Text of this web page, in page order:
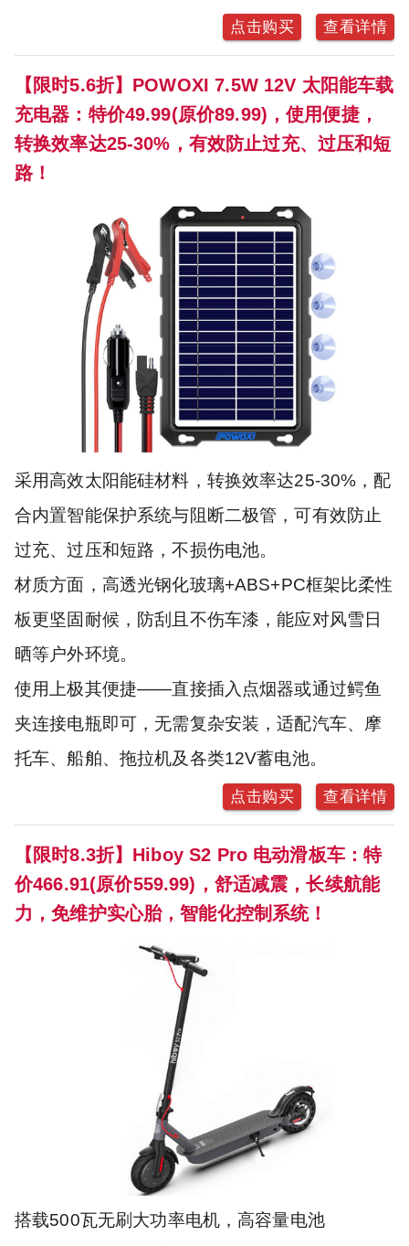
点击购买 查看详情
【限时5.6折】POWOXI 7.5W 12V 太阳能车载
充电器：特价49.99(原价89.99)，使用便捷，
转换效率达25-30%，有效防止过充、过压和短
路！
采用高效太阳能硅材料，转换效率达25-30%，配
合内置智能保护系统与阻断二极管，可有效防止
过充、过压和短路，不损伤电池。
材质方面，高透光钢化玻璃+ABS+PC框架比柔性
板更坚固耐候，防刮且不伤车漆，能应对风雪日
晒等户外环境。
使用上极其便捷——直接插入点烟器或通过鳄鱼
夹连接电瓶即可，无需复杂安装，适配汽车、摩
托车、船舶、拖拉机及各类12V蓄电池。
点击购买 查看详情
【限时8.3折】Hiboy S2 Pro 电动滑板车：特
价466.91(原价559.99)，舒适减震，长续航能
力，免维护实心胎，智能化控制系统！
搭载500瓦无刷大功率电机，高容量电池